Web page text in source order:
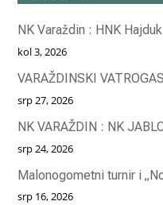
NK Varaždin : HNK
kol 3, 2026
VARAŽDINSKI
srp 27, 2026
NK VARAŽDIN : NK
srp 24, 2026
Malonogometni turnir i
srp 16, 2026